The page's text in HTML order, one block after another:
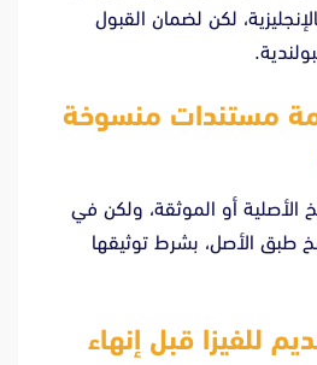
لكن لضمان القبول
مستندات منسوخة
الأصلية أو الموثقة، ولكن في
طبق الأصل، بشرط توثيقها
للفيزا قبل إنهاء